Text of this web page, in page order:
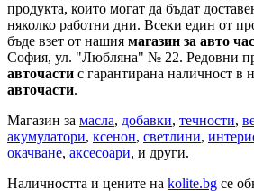
продукта, които могат да бъдат
няколко работни дни. Всеки един от
бъде взет от нашия магазин за авто
София, ул. "Любляна" № 22. Редовни
авточасти с гарантирана наличност в
авточасти.
Магазин за масла, добавки, течности,
акумулатори, ксенон, светлини,
окачване, аксесоари, и други.
Наличността и цените на kolite.bg се